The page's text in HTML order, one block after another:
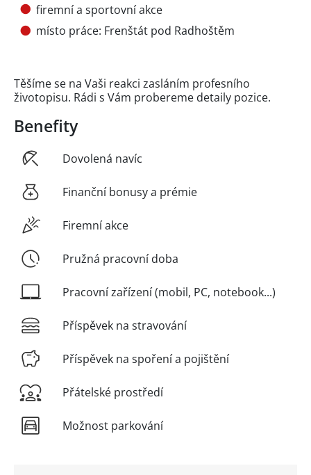
firemní a sportovní akce
místo práce: Frenštát pod Radhoštěm
Těšíme se na Vaši reakci zasláním profesního
životopisu. Rádi s Vám probereme detaily pozice.
Benefity
Dovolená navíc
Finanční bonusy a prémie
Firemní akce
Pružná pracovní doba
Pracovní zařízení (mobil, PC, notebook...)
Příspěvek na stravování
Příspěvek na spoření a pojištění
Přátelské prostředí
Možnost parkování